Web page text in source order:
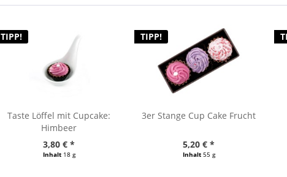
TIPP!
Taste Löffel mit Cupcake:
Himbeer
3,80 € *
Inhalt 18 g
TIPP!
3er Stange Cup Cake Frucht
5,20 € *
Inhalt 55 g